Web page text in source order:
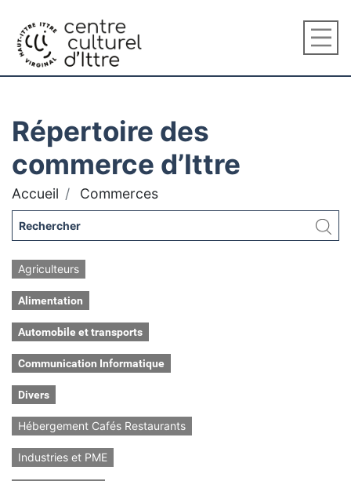
Répertoire des
commerce d’Ittre
Accueil Commerces
Agriculteurs
Alimentation
Automobile et transports
Communication Informatique
Divers
Hébergement Cafés Restaurants
Industries et PME